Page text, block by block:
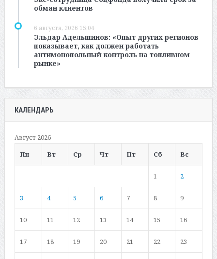
обман клиентов
6 августа, 2026 15:04
Эльдар Адельшинов: «Опыт других регионов
показывает, как должен работать
антимонопольный контроль на топливном
рынке»
КАЛЕНДАРЬ
Август 2026
Пн
Вт Ср Чт Пт Сб Вс
1 2
3 4 5 6 7 8 9
10 11 12 13 14 15 16
17 18 19 20 21 22 23